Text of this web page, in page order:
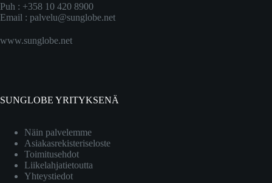
Puh : +358 10 420 8900
Email : palvelu@sunglobe.net
www.sunglobe.net
SUNGLOBE YRITYKSENÄ
Näin palvelemme
Asiakasrekisteriseloste
Toimitusehdot
Liikelahjatietoutta
Yhteystiedot